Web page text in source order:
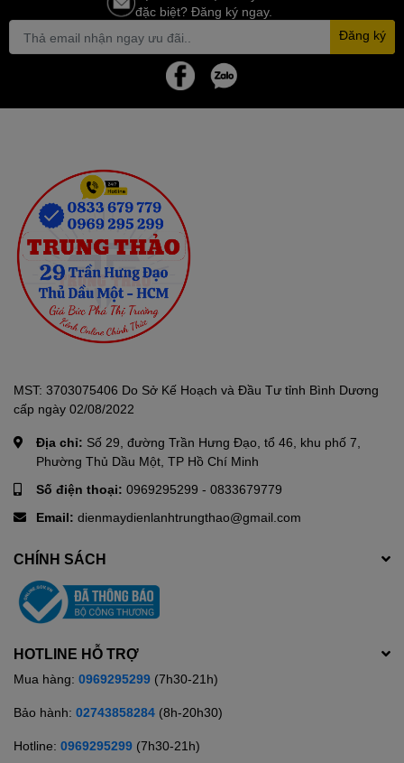
đặc biệt? Đăng ký ngay.
Đăng ký
MST: 3703075406 Do Sở Kế Hoạch và Đầu Tư tỉnh Bình Dương
cấp ngày 02/08/2022
Địa chỉ: Số 29, đường Trần Hưng Đạo, tổ 46, khu phố 7,
Phường Thủ Dầu Một, TP Hồ Chí Minh
Số điện thoại: 0969295299 - 0833679779
Email: dienmaydienlanhtrungthao@gmail.com
CHÍNH SÁCH
HOTLINE HỖ TRỢ
Mua hàng: 0969295299 (7h30-21h)
Bảo hành: 02743858284 (8h-20h30)
Hotline: 0969295299 (7h30-21h)